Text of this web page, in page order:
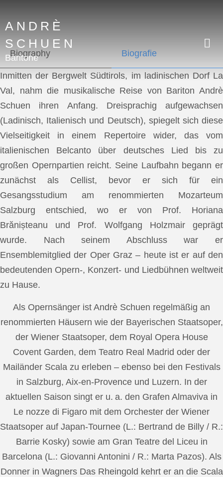
ANDRÈ
SCHUEN
Baritone
Biography Biografie
Inmitten der Bergwelt Südtirols, im ladinischen Dorf La
Val, nahm die musikalische Reise von Bariton Andrè
Schuen ihren Anfang. Dreisprachig aufgewachsen
(Ladinisch, Italienisch und Deutsch), spiegelt sich diese
Vielseitigkeit in einem Repertoire wider, das vom
italienischen Belcanto über deutsches Lied bis zu
großen Opernpartien reicht. Seine Laufbahn begann er
zunächst als Cellist, bevor er sich für ein
Gesangsstudium am renommierten Mozarteum
Salzburg entschied, wo er von Prof. Horiana
Brănișteanu und Prof. Wolfgang Holzmair geprägt
wurde. Nach seinem Abschluss war er
Ensemblemitglied der Oper Graz – heute ist er auf den
bedeutenden Opern-, Konzert- und Liedbühnen weltweit
zu Hause.
Als Opernsänger ist Andrè Schuen regelmäßig an
renommierten Häusern wie der Bayerischen Staatsoper,
der Wiener Staatsoper, dem Royal Opera House
Covent Garden, dem Teatro Real Madrid oder der
Mailänder Scala zu erleben – ebenso bei den Festivals
in Salzburg, Aix-en-Provence und Luzern. In der
aktuellen Saison singt er u. a. den Grafen Almaviva in
Le nozze di Figaro mit dem Orchester der Wiener
Staatsoper auf Japan-Tournee (L.: Bertrand de Billy / R.:
Barrie Kosky) sowie am Gran Teatre del Liceu in
Barcelona (L.: Giovanni Antonini / R.: Marta Pazos). Als
Donner in Wagners Das Rheingold kehrt er an die Scala